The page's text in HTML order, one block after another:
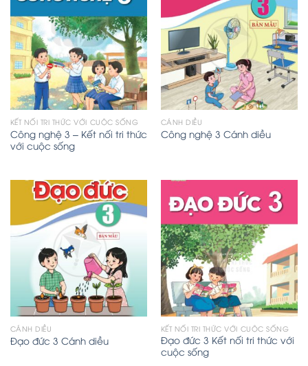
KẾT NỐI TRI THỨC VỚI CUỘC SỐNG
Công nghệ 3 – Kết nối tri thức
với cuộc sống
CÁNH DIỀU
Công nghệ 3 Cánh diều
CÁNH DIỀU
Đạo đức 3 Cánh diều
KẾT NỐI TRI THỨC VỚI CUỘC SỐNG
Đạo đức 3 Kết nối tri thức với
cuộc sống